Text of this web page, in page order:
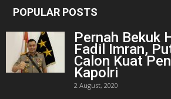
POPULAR POSTS
Pernah Bekuk
Fadil Imran,
Calon Kuat
Kapolri
2 August, 2020